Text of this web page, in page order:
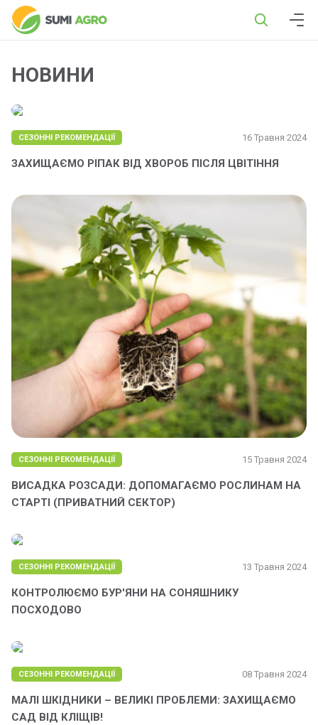
НОВИНИ
СЕЗОННІ РЕКОМЕНДАЦІЇ 16 Травня 2024
ЗАХИЩАЄМО РІПАК ВІД ХВОРОБ ПІСЛЯ ЦВІТІННЯ
СЕЗОННІ РЕКОМЕНДАЦІЇ 15 Травня 2024
ВИСАДКА РОЗСАДИ: ДОПОМАГАЄМО РОСЛИНАМ НА
СТАРТІ (ПРИВАТНИЙ СЕКТОР)
СЕЗОННІ РЕКОМЕНДАЦІЇ 13 Травня 2024
КОНТРОЛЮЄМО БУР'ЯНИ НА СОНЯШНИКУ
ПОСХОДОВО
СЕЗОННІ РЕКОМЕНДАЦІЇ 08 Травня 2024
МАЛІ ШКІДНИКИ – ВЕЛИКІ ПРОБЛЕМИ: ЗАХИЩАЄМО
САД ВІД КЛІЩІВ!